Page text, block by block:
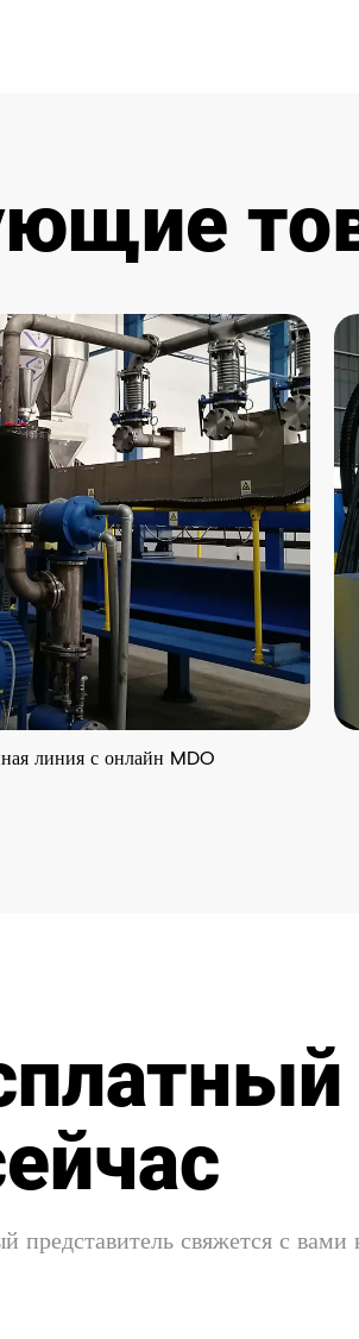
MDO
представитель свяжется с